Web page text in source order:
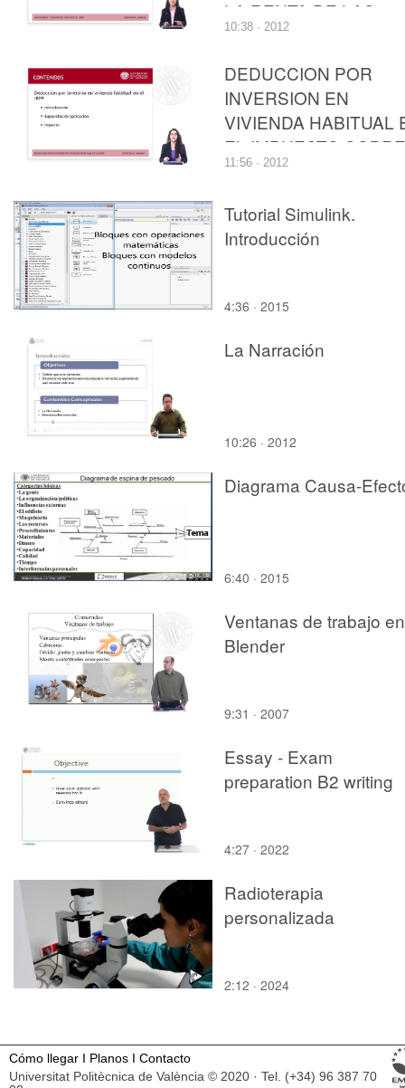
LA RENTA DE LAS
PERSONAS FÍSICAS
10:38 · 2012
DEDUCCION POR
INVERSION EN
VIVIENDA HABITUAL
EL IMPUESTO SOBRE
LA RENTA DE LAS
11:56 · 2012
Tutorial Simulink.
Introducción
4:36 · 2015
La Narración
10:26 · 2012
Diagrama Causa-
6:40 · 2015
Ventanas de trabajo en
Blender
9:31 · 2007
Essay - Exam
preparation B2 writing
4:27 · 2022
Radioterapia
personalizada
2:12 · 2024
Cómo llegar I Planos I Contacto
Universitat Politècnica de València © 2020 · Tel. (+34) 96 387 70